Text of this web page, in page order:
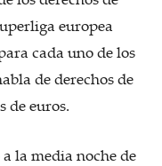
europea
cada uno de los
de derechos de
de euros.
la media noche de